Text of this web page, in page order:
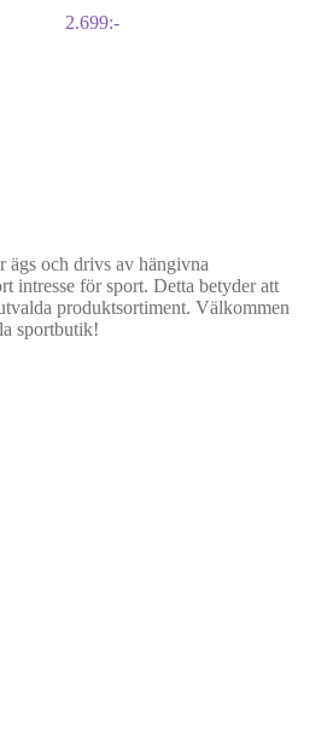
2.699:-
ägs och drivs av hängivna
intresse för sport. Detta betyder att
produktsortiment. Välkommen
sportbutik!